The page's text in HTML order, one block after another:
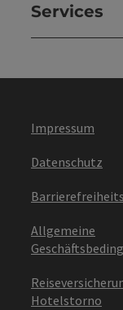
Services
Impressum
Datenschutz
Allgemeine
Hotelstorno